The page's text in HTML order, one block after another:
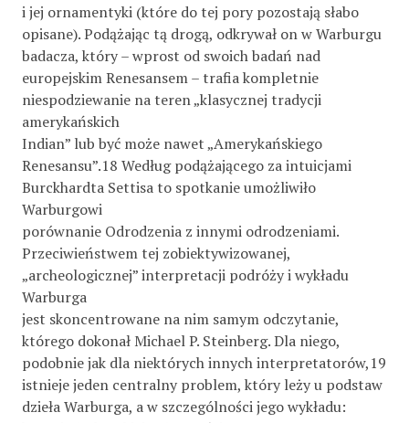
i jej ornamentyki (które do tej pory pozostają słabo
opisane). Podążając tą drogą, odkrywał on w Warburgu
badacza, który – wprost od swoich badań nad
europejskim Renesansem – trafia kompletnie
niespodziewanie na teren „klasycznej tradycji
amerykańskich
Indian” lub być może nawet „Amerykańskiego
Renesansu”.18 Według podążającego za intuicjami
Burckhardta Settisa to spotkanie umożliwiło
Warburgowi
porównanie Odrodzenia z innymi odrodzeniami.
Przeciwieństwem tej zobiektywizowanej,
„archeologicznej” interpretacji podróży i wykładu
Warburga
jest skoncentrowane na nim samym odczytanie,
którego dokonał Michael P. Steinberg. Dla niego,
podobnie jak dla niektórych innych interpretatorów,19
istnieje jeden centralny problem, który leży u podstaw
dzieła Warburga, a w szczególności jego wykładu: